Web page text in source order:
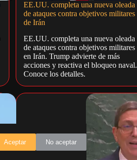
Aceptar No aceptar
EE.UU. completa una nueva oleada
de ataques contra objetivos militares
de Irán
EE.UU. completa una nueva oleada
de ataques contra objetivos militares
en Irán. Trump advierte de más
acciones y reactiva el bloqueo naval.
Conoce los detalles.